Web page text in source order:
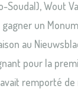
Soudal), Wout
gagner un
au
pour la
avait remporté